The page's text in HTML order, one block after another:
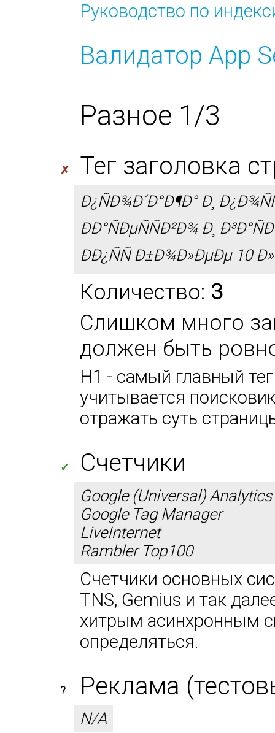
Руководство по
Валидатор App
Разное 1/3
✗ Тег заголовка
Ð¿ÑÐ¾Ð´Ð°Ð¶Ð° Ð¸
ÐÐ°ÑÐµÑÑÐ²Ð¾ Ð¸
ÐÐ¿ÑÑ Ð±Ð¾Ð»ÐµÐµ 10
Количество: 3
Слишком много
должен быть
H1 - самый главный
учитывается
отражать суть
✓ Счетчики
Google (Universal) Analytics
Google Tag Manager
LiveInternet
Rambler Top100
Счетчики основных
TNS, Gemius и так
хитрым асинхронным
определяться.
? Реклама
N/A